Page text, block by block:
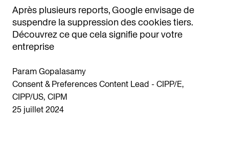
Après plusieurs reports, Google envisage de
suspendre la suppression des cookies tiers.
Découvrez ce que cela signifie pour votre
entreprise
Param Gopalasamy
Consent & Preferences Content Lead - CIPP/E,
CIPP/US, CIPM
25 juillet 2024